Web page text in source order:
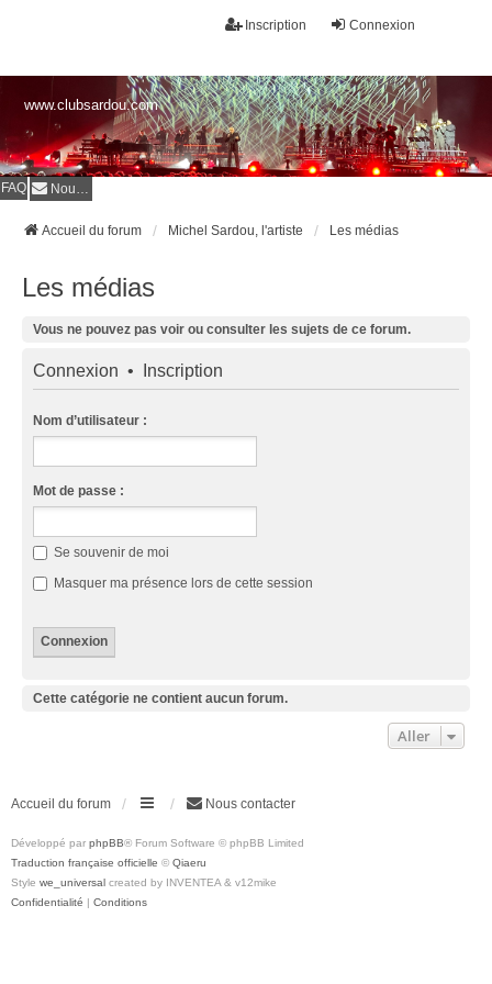
Connexion
Inscription
www.clubsardou.com
FAQ Nous contacter
Accueil du forum Michel Sardou, l'artiste Les médias
Les médias
Vous ne pouvez pas voir ou consulter les sujets de ce forum.
Connexion • Inscription
Nom d’utilisateur :
Mot de passe :
Se souvenir de moi
Masquer ma présence lors de cette session
Cette catégorie ne contient aucun forum.
Aller
Accueil du forum Nous contacter
Développé par phpBB® Forum Software © phpBB Limited
Traduction française officielle © Qiaeru
Style we_universal created by INVENTEA & v12mike
Confidentialité | Conditions